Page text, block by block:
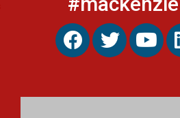
de agosto
15.06.2026